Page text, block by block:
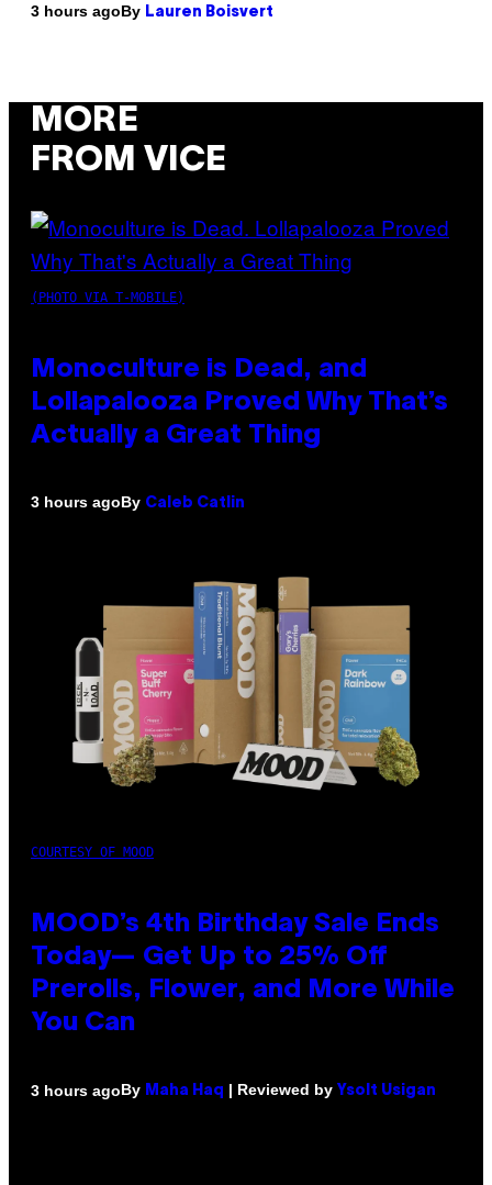
3 hours agoBy Lauren Boisvert
MORE
FROM VICE
(PHOTO VIA T-MOBILE)
Monoculture is Dead, and
Lollapalooza Proved Why That’s
Actually a Great Thing
3 hours agoBy Caleb Catlin
COURTESY OF MOOD
MOOD’s 4th Birthday Sale Ends
Today— Get Up to 25% Off
Prerolls, Flower, and More While
You Can
3 hours agoBy Maha Haq | Reviewed by Ysolt Usigan